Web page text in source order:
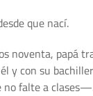
que nací.
noventa, papá
y con su
no falte a